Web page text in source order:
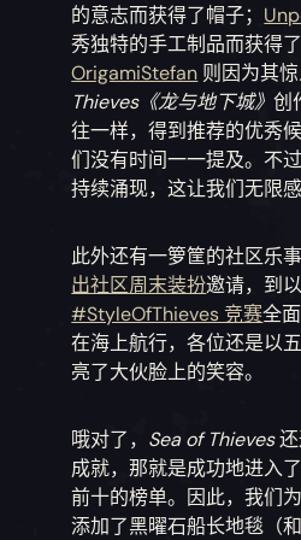
的意志而获得了帽子；
秀独特的手工制品而获得
OrigamiStefan 则因为其
Thieves《龙与地下城》创
往一样，得到推荐的优秀
们没有时间一一提及。不
持续涌现，这让我们无限感
此外还有一箩筐的社区乐
出社区周末装扮邀请，到
#StyleOfThieves 竞赛全
在海上航行，各位还是以
亮了大伙脸上的笑容。
哦对了， Sea of Thieves还
成就，那就是成功地进入
前十的榜单。因此，我们
添加了黑曜石船长地毯（